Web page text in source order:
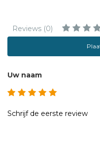
Reviews (0)
Uw naam
Schrijf de eerste review